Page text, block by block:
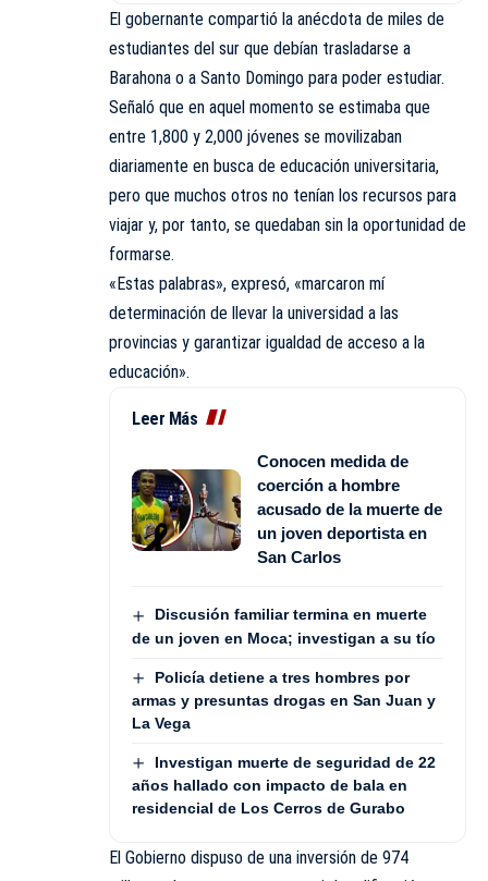
El gobernante compartió la anécdota de miles de
estudiantes del sur que debían trasladarse a
Barahona o a Santo Domingo para poder estudiar.
Señaló que en aquel momento se estimaba que
entre 1,800 y 2,000 jóvenes se movilizaban
diariamente en busca de educación universitaria,
pero que muchos otros no tenían los recursos para
viajar y, por tanto, se quedaban sin la oportunidad de
formarse.
«Estas palabras», expresó, «marcaron mí
determinación de llevar la universidad a las
provincias y garantizar igualdad de acceso a la
educación».
Leer Más
Conocen medida de
coerción a hombre
acusado de la muerte de
un joven deportista en
San Carlos
Discusión familiar termina en muerte
de un joven en Moca; investigan a su tío
Policía detiene a tres hombres por
armas y presuntas drogas en San Juan y
La Vega
Investigan muerte de seguridad de 22
años hallado con impacto de bala en
residencial de Los Cerros de Gurabo
El Gobierno dispuso de una inversión de 974